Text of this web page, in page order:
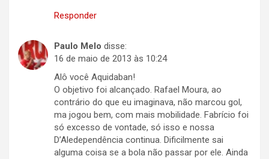
Responder
Paulo Melo disse:
16 de maio de 2013 às 10:24
Alô você Aquidaban!
O objetivo foi alcançado. Rafael Moura, ao
contrário do que eu imaginava, não marcou gol,
ma jogou bem, com mais mobilidade. Fabrício foi
só excesso de vontade, só isso e nossa
D’Aledependência continua. Dificilmente sai
alguma coisa se a bola não passar por ele. Ainda